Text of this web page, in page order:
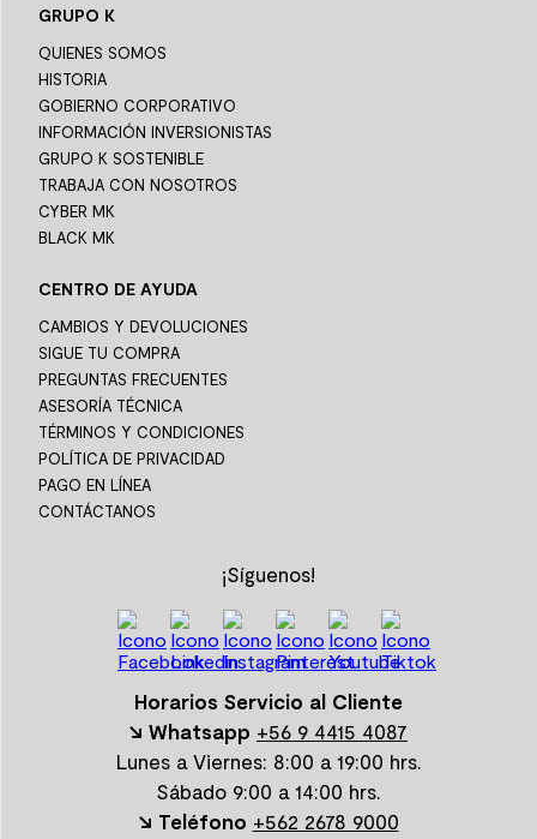
GRUPO K
QUIENES SOMOS
HISTORIA
GOBIERNO CORPORATIVO
INFORMACIÓN INVERSIONISTAS
GRUPO K SOSTENIBLE
TRABAJA CON NOSOTROS
CYBER MK
BLACK MK
CENTRO DE AYUDA
CAMBIOS Y DEVOLUCIONES
SIGUE TU COMPRA
PREGUNTAS FRECUENTES
ASESORÍA TÉCNICA
TÉRMINOS Y CONDICIONES
POLÍTICA DE PRIVACIDAD
PAGO EN LÍNEA
CONTÁCTANOS
¡Síguenos!
Horarios Servicio al Cliente
↘ Whatsapp +56 9 4415 4087
Lunes a Viernes: 8:00 a 19:00 hrs.
Sábado 9:00 a 14:00 hrs.
↘ Teléfono +562 2678 9000